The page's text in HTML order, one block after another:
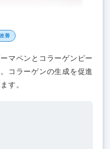
善
マペンとコラーゲンピー
コラーゲンの生成を促進
す。